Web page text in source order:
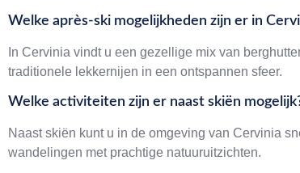
Welke après-ski mogelijkheden zijn er in
In Cervinia vindt u een gezellige mix van
traditionele lekkernijen in een ontspannen sfeer.
Welke activiteiten zijn er naast skiën
Naast skiën kunt u in de omgeving van Cervinia
wandelingen met prachtige natuuruitzichten.